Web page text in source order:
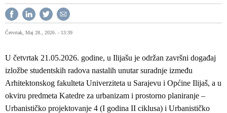
Četvrtak, Maj 28., 2026. - 13:39
U četvrtak 21.05.2026. godine, u Ilijašu je održan završni događaj
izložbe studentskih radova nastalih unutar suradnje između
Arhitektonskog fakulteta Univerziteta u Sarajevu i Općine Ilijaš, a u
okviru predmeta Katedre za urbanizam i prostorno planiranje –
Urbanističko projektovanje 4 (I godina II ciklusa) i Urbanističko